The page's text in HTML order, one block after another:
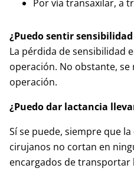
Por vía transaxilar, a
¿Puedo sentir
La pérdida de sensibilidad
operación. No obstante,
operación.
¿Puedo dar lactancia
Sí se puede, siempre que
cirujanos no cortan en
encargados de transportar